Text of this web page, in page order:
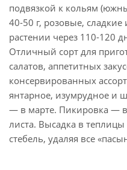
подвязкой к кольям
40-50 г, розовые,
растении через 110-120
Отличный сорт для
салатов, аппетитных
консервированных
янтарное, изумрудное и
— в марте. Пикировка — в
листа. Высадка в
стебель, удаляя все